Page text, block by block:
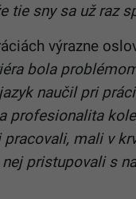
tie sny sa už raz
výrazne
bola
naučil pri
profesionalita
mali v
pristupovali s